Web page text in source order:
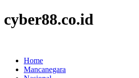
cyber88.co.id
Home
Mancanegara